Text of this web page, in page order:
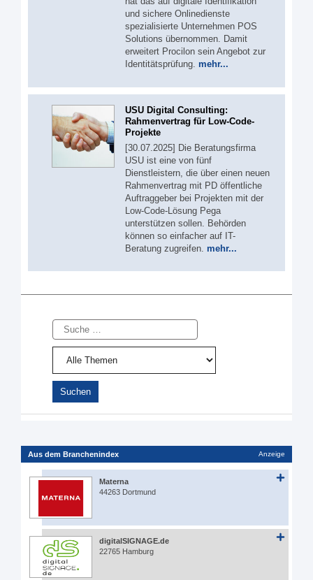
und sichere Onlinedienste
spezialisierte Unternehmen POS
Solutions übernommen. Damit
erweitert Procilon sein Angebot zur
Identitätsprüfung. mehr...
USU Digital Consulting:
Rahmenvertrag für Low-Code-
Projekte
[30.07.2025] Die Beratungsfirma
USU ist eine von fünf
Dienstleistern, die über einen neuen
Rahmenvertrag mit PD öffentliche
Auftraggeber bei Projekten mit der
Low-Code-Lösung Pega
unterstützen sollen. Behörden
können so einfacher auf IT-
Beratung zugreifen. mehr...
Suche
Aus dem Branchenindex Anzeige
Materna
44263 Dortmund
digitalSIGNAGE.de
22765 Hamburg